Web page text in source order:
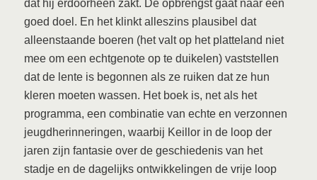
dat hij erdoorheen zakt. De opbrengst gaat naar een
goed doel. En het klinkt alleszins plausibel dat
alleenstaande boeren (het valt op het platteland niet
mee om een echtgenote op te duikelen) vaststellen
dat de lente is begonnen als ze ruiken dat ze hun
kleren moeten wassen. Het boek is, net als het
programma, een combinatie van echte en verzonnen
jeugdherinneringen, waarbij Keillor in de loop der
jaren zijn fantasie over de geschiedenis van het
stadje en de dagelijks ontwikkelingen de vrije loop